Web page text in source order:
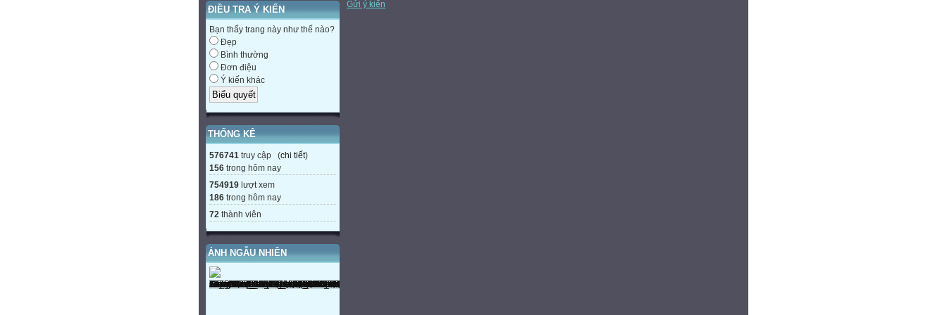
ĐIỀU TRA Ý KIẾN
Bạn thấy trang này như thế nào?
Đẹp
Bình thường
Đơn điệu
Ý kiến khác
THỐNG KÊ
576741 truy cập (chi tiết)
156 trong hôm nay
754919 lượt xem
186 trong hôm nay
72 thành viên
ẢNH NGẪU NHIÊN
Gửi ý kiến